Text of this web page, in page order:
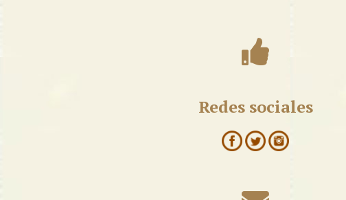
Redes sociales